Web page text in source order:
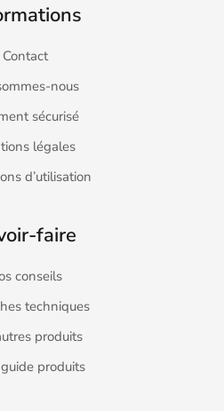
Contact
nous
sécurisé
légales
d’utilisation
faire
conseils
techniques
produits
produits